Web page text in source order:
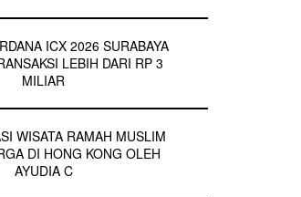
ICX 2026 SURABAYA
LEBIH DARI RP 3
MILIAR
WISATA RAMAH MUSLIM
DI HONG KONG OLEH
AYUDIA C